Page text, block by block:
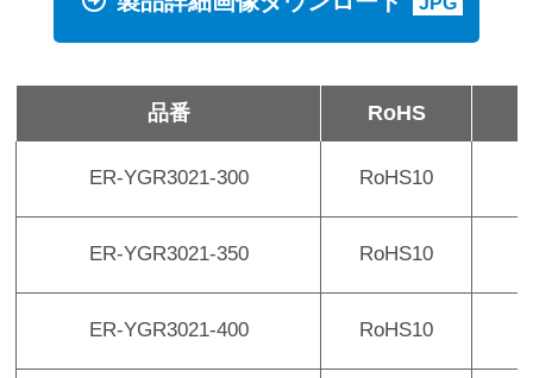
品番 RoHS
ER-YGR3021-300 RoHS10
ER-YGR3021-350 RoHS10
ER-YGR3021-400 RoHS10